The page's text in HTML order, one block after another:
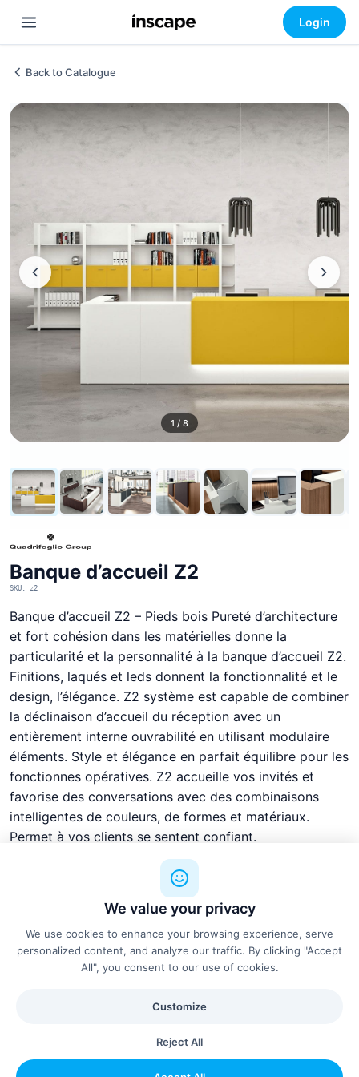
Login
Back to Catalogue
1 / 8
Banque d’accueil Z2
SKU: z2
Banque d’accueil Z2 – Pieds bois Pureté d’architecture
et fort cohésion dans les matérielles donne la
particularité et la personnalité à la banque d’accueil Z2.
Finitions, laqués et leds donnent la fonctionnalité et le
design, l’élégance. Z2 système est capable de combiner
la déclinaison d’accueil du réception avec un
entièrement interne ouvrabilité en utilisant modulaire
éléments. Style et élégance en parfait équilibre pour les
fonctionnes opératives. Z2 accueille vos invités et
favorise des conversations avec des combinaisons
intelligentes de couleurs, de formes et matériaux.
Permet à vos clients se sentent confiant.
See more details
Free shipping on orders over €500
5-year manufacturer warranty
Professional installation available
We value your privacy
We use cookies to enhance your browsing experience, serve
personalized content, and analyze our traffic. By clicking "Accept
All", you consent to our use of cookies.
Customize
Reject All